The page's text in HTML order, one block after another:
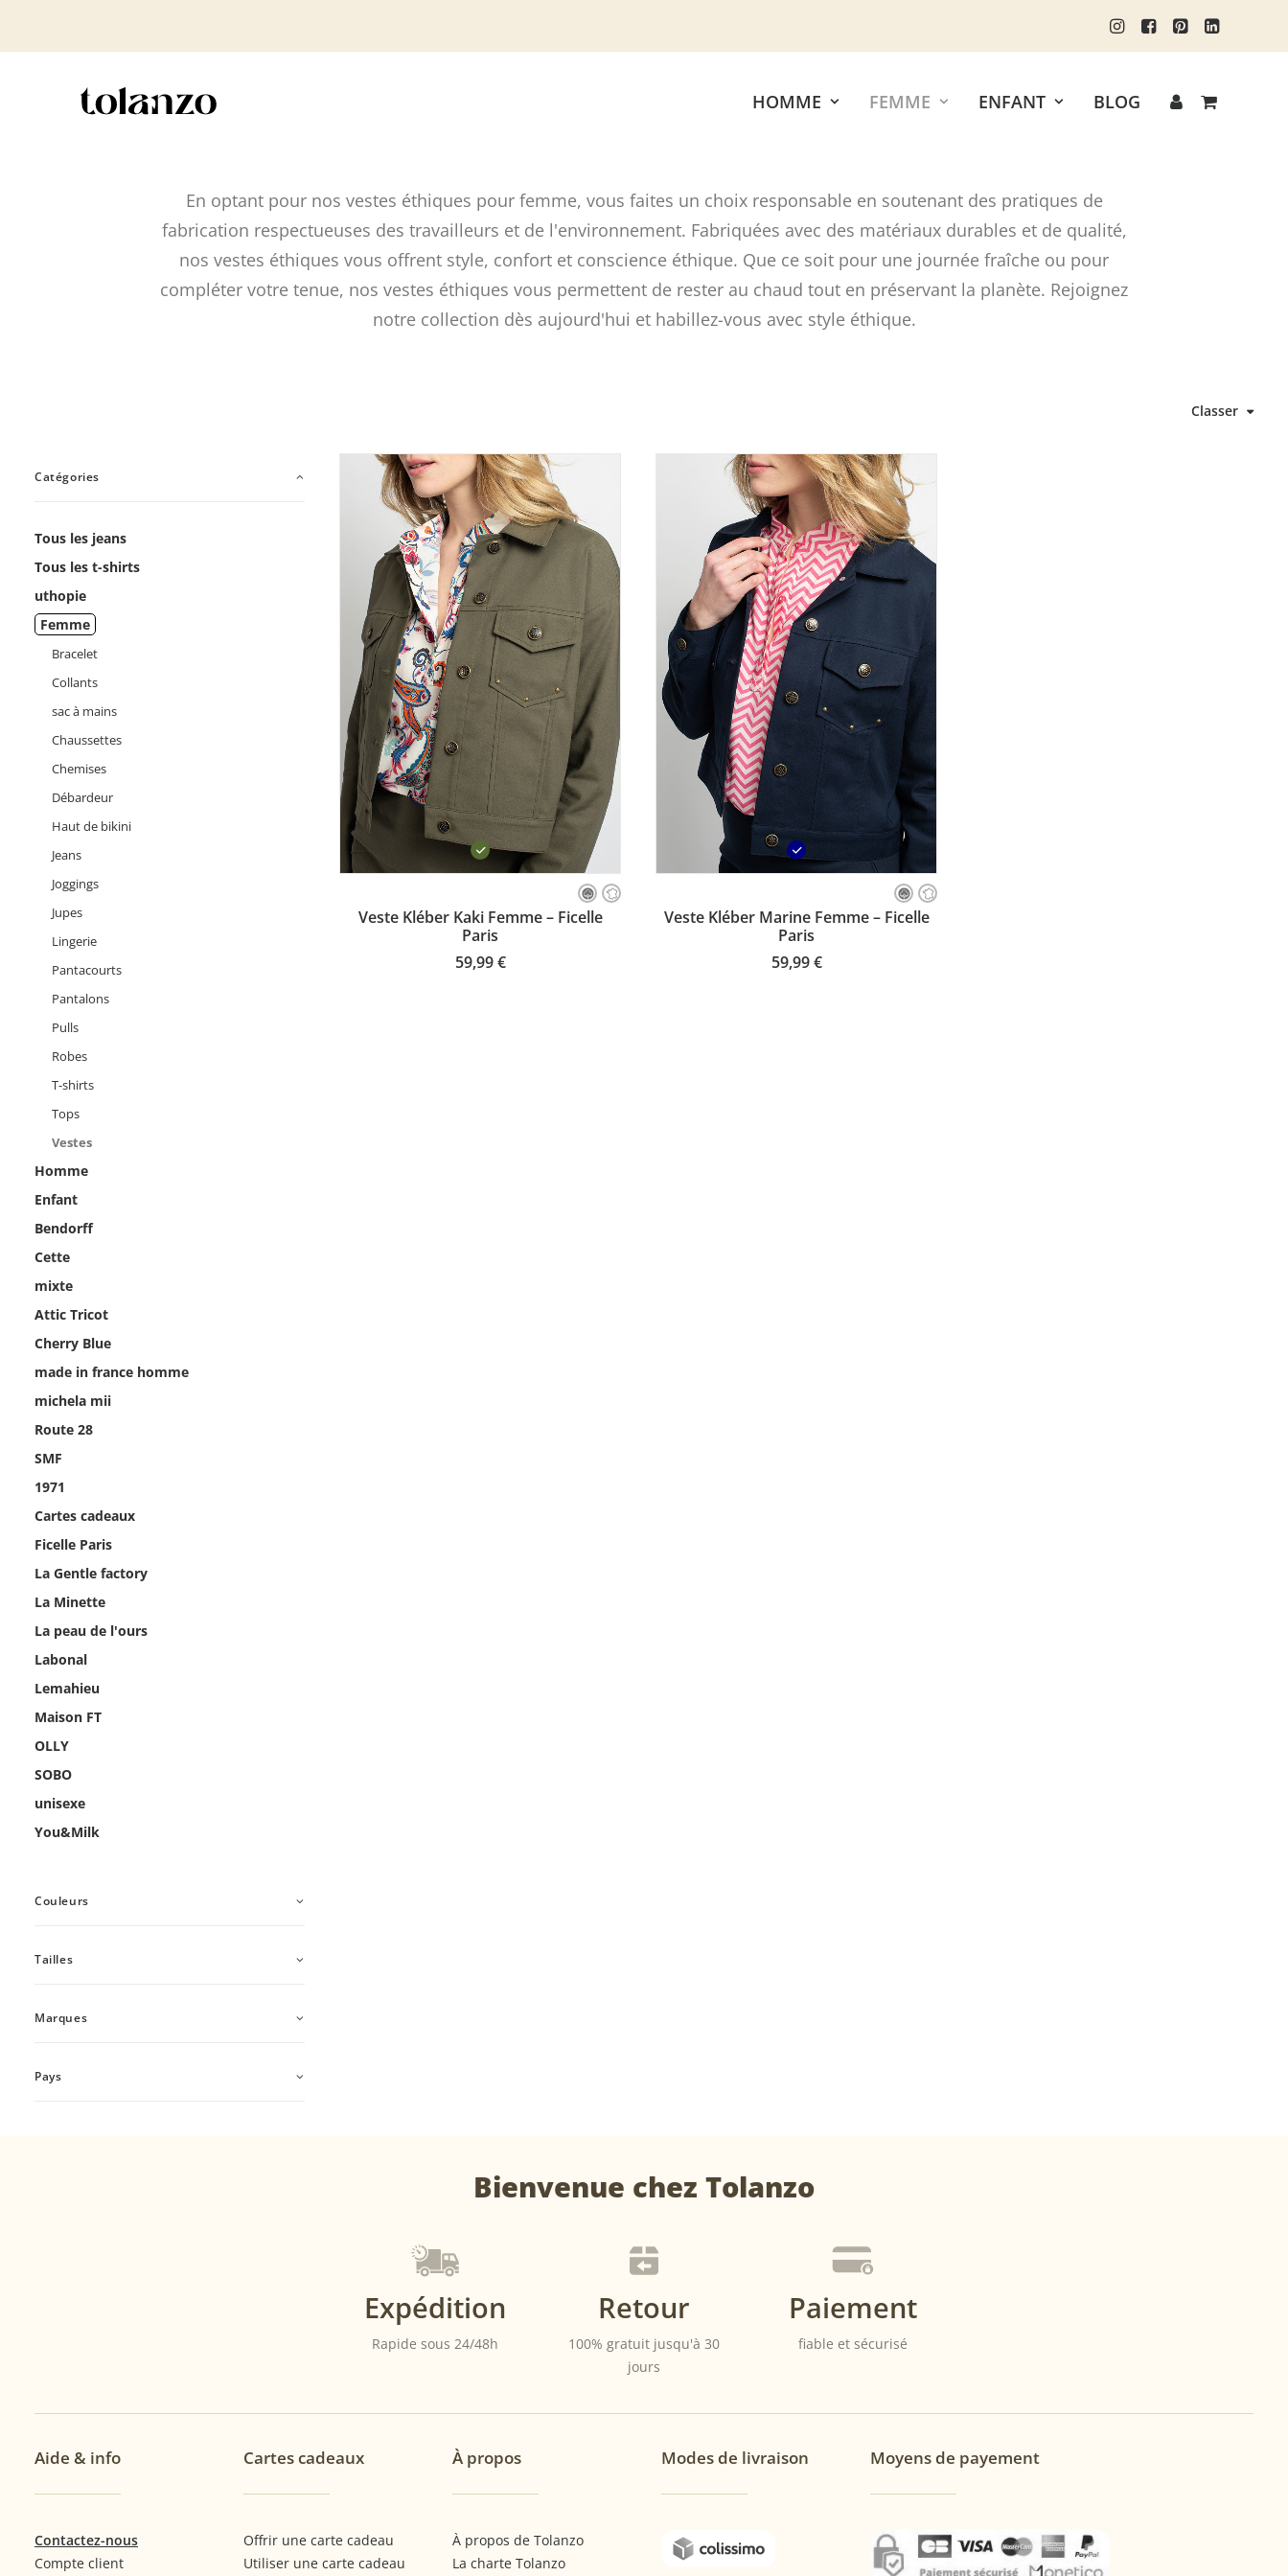
HOMME FEMME ENFANT BLOG
En optant pour nos vestes éthiques pour femme, vous faites un choix responsable en soutenant des pratiques de
fabrication respectueuses des travailleurs et de l'environnement. Fabriquées avec des matériaux durables et de qualité,
nos vestes éthiques vous offrent style, confort et conscience éthique. Que ce soit pour une journée fraîche ou pour
compléter votre tenue, nos vestes éthiques vous permettent de rester au chaud tout en préservant la planète. Rejoignez
notre collection dès aujourd'hui et habillez-vous avec style éthique.
Classer
Catégories
Tous les jeans
Tous les t-shirts
uthopie
Femme
Bracelet
Collants
sac à mains
Chaussettes
Chemises
Débardeur
Haut de bikini
Jeans
Joggings
Jupes
Lingerie
Pantacourts
Pantalons
Pulls
Robes
T-shirts
Tops
Vestes
Homme
Enfant
Bendorff
Cette
mixte
Attic Tricot
Cherry Blue
made in france homme
michela mii
Route 28
SMF
1971
Cartes cadeaux
Ficelle Paris
La Gentle factory
La Minette
La peau de l'ours
Labonal
Lemahieu
Maison FT
OLLY
SOBO
unisexe
You&Milk
Couleurs
Tailles
Marques
Pays
CHOISISSEZ VOTRE TAILLE
Veste Kléber Kaki Femme – Ficelle
Paris
59,99€
CHOISISSEZ VOTRE TAILLE
Veste Kléber Marine Femme – Ficelle
Paris
59,99€
Bienvenue chez Tolanzo
Expédition
Rapide sous 24/48h
Retour
100% gratuit jusqu'à 30
jours
Paiement
fiable et sécurisé
Aide & info
Contactez-nous
Compte client
Cartes cadeaux
Offrir une carte cadeau
Utiliser une carte cadeau
À propos
À propos de Tolanzo
La charte Tolanzo
Modes de livraison Moyens de payement